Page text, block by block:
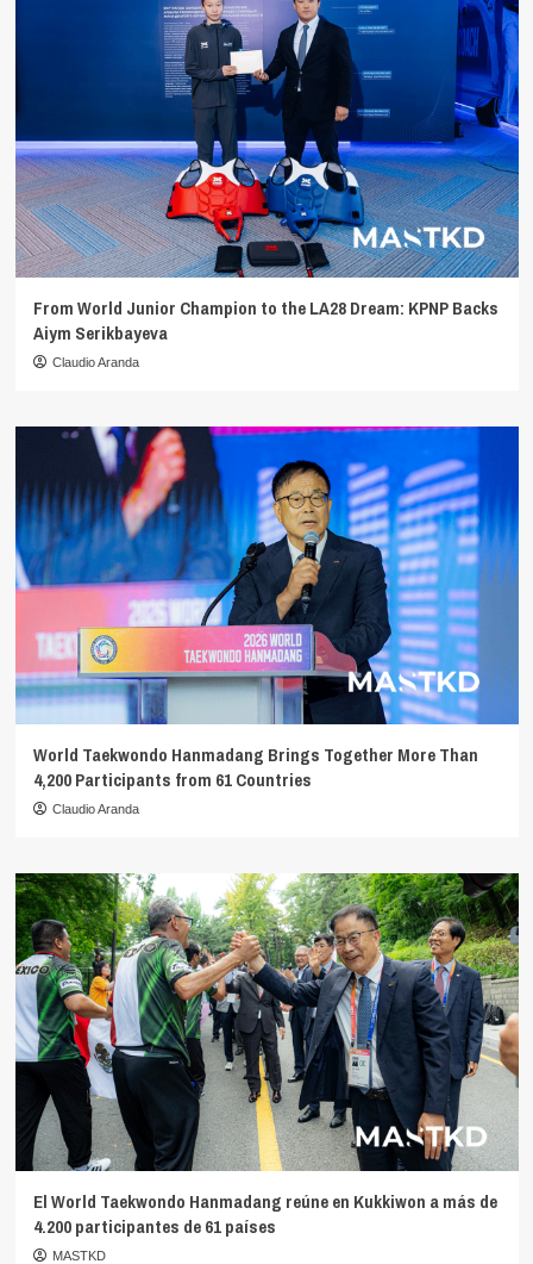
From World Junior Champion to the LA28 Dream: KPNP Backs
Aiym Serikbayeva
Claudio Aranda
World Taekwondo Hanmadang Brings Together More Than
4,200 Participants from 61 Countries
Claudio Aranda
El World Taekwondo Hanmadang reúne en Kukkiwon a más de
4.200 participantes de 61 países
MASTKD